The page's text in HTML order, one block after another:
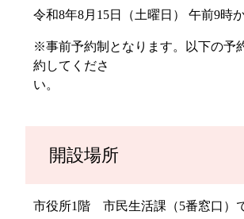
令和8年8月15日（土曜日） 午前9時
※事前予約制となります。以下の予
約してくださ
い
開設場所
市役所1階 市民生活課（5番窓口）